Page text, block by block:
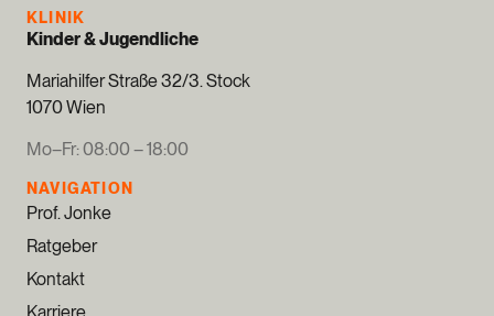
KLINIK
Kinder & Jugendliche
Mariahilfer Straße 32/3. Stock
1070 Wien
Mo–Fr: 08:00 – 18:00
NAVIGATION
Prof. Jonke
Ratgeber
Kontakt
Karriere